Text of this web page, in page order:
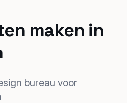
maken in
bureau voor